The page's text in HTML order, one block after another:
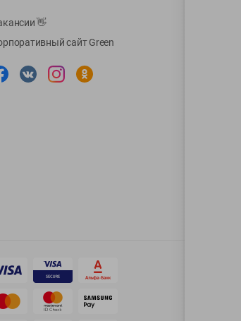
👋
сайт Green